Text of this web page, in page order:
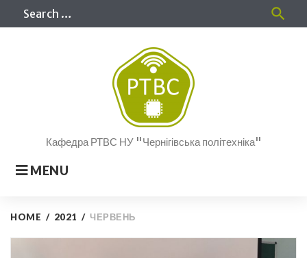
search
Кафедра РТВС НУ "Чернігівська політехніка"
MENU
HOME / 2021 / ЧЕРВЕНЬ